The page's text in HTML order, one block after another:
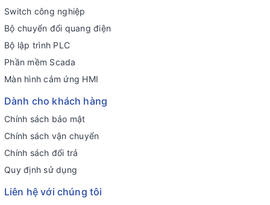
Switch công nghiệp
Bộ chuyển đổi quang điện
Bộ lập trình PLC
Phần mềm Scada
Màn hình cảm ứng HMI
Dành cho khách hàng
Chính sách bảo mật
Chính sách vận chuyển
Chính sách đổi trả
Quy định sử dụng
Liên hệ với chúng tôi